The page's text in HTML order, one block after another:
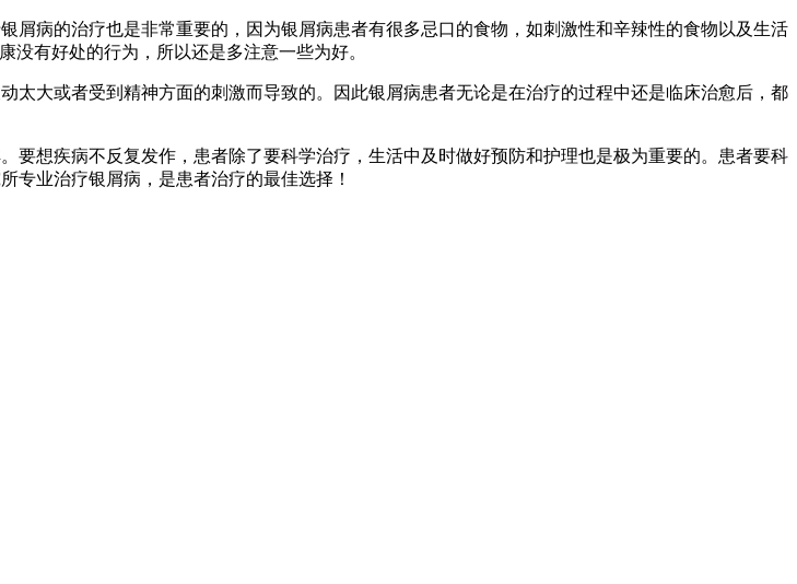
屑病的治疗也是非常重要的，因为银屑病患者有很多忌口的食物，如刺激性和辛辣性的食物以及生活
没有好处的行为，所以还是多注意一些为好。
大或者受到精神方面的刺激而导致的。因此银屑病患者无论是在治疗的过程中还是临床治愈后，都
要想疾病不反复发作，患者除了要科学治疗，生活中及时做好预防和护理也是极为重要的。患者要科
专业治疗银屑病，是患者治疗的最佳选择！